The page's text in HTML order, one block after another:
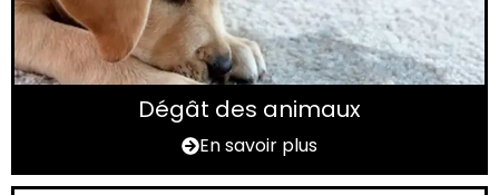
Dégât des animaux
En savoir plus